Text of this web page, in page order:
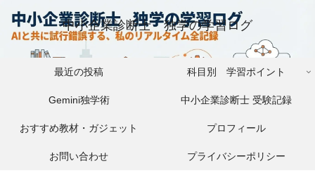
中小企業診断士 独学の学習ログ
最近の投稿 科目別 学習ポイント
Gemini独学術 中小企業診断士 受験記録
おすすめ教材・ガジェット プロフィール
お問い合わせ プライバシーポリシー